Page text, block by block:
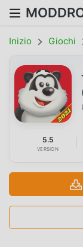
Inizio Giochi
5.5
VERSION